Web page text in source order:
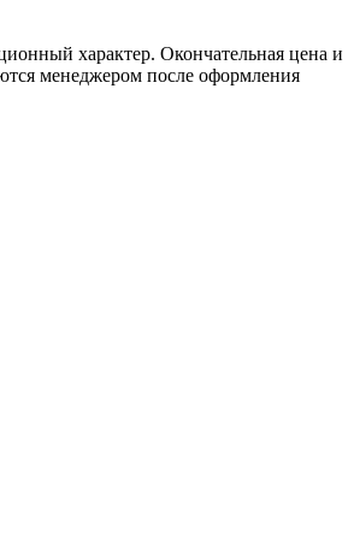
характер. Окончательная цена и
менеджером после оформления